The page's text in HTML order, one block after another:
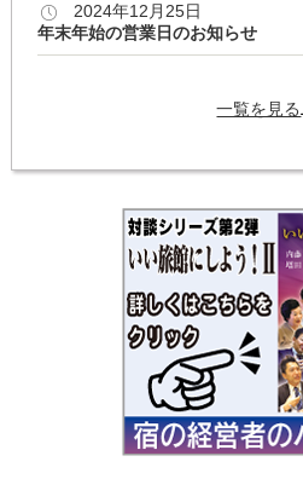
2024年12月25日
年末年始の営業日のお知らせ
一覧を見る